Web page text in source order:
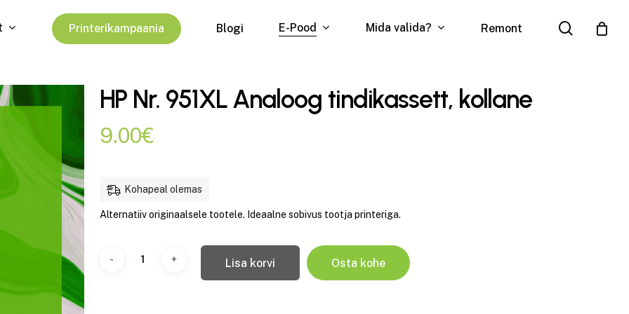
Printerikampaania Blogi E-Pood Mida valida? Remont search
HP Nr. 951XL Analoog tindikassett, kollane
9.00€
Kohapeal olemas
Alternatiiv originaalsele tootele. Ideaalne sobivus tootja printeriga.
Lisa korvi Osta kohe